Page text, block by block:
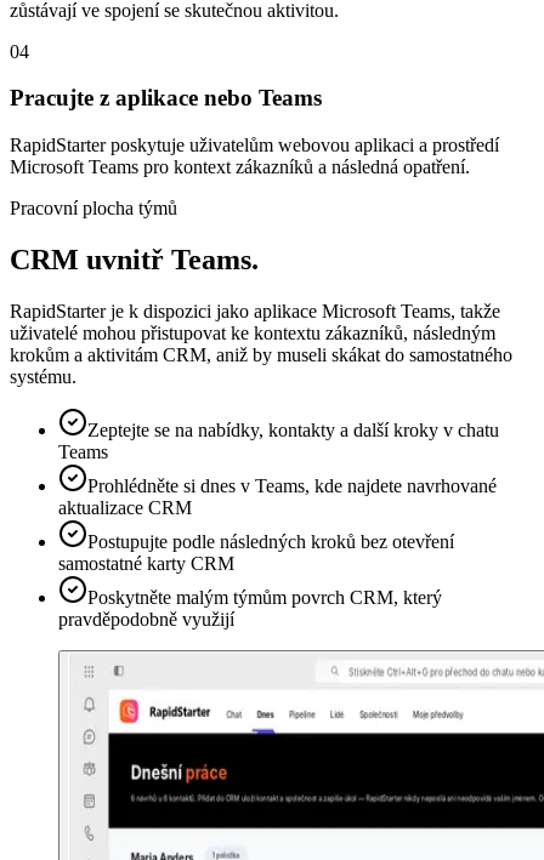
zůstávají ve spojení se skutečnou aktivitou.
04
Pracujte z aplikace nebo Teams
RapidStarter poskytuje uživatelům webovou aplikaci a prostředí
Microsoft Teams pro kontext zákazníků a následná opatření.
Pracovní plocha týmů
CRM uvnitř Teams.
RapidStarter je k dispozici jako aplikace Microsoft Teams, takže
uživatelé mohou přistupovat ke kontextu zákazníků, následným
krokům a aktivitám CRM, aniž by museli skákat do samostatného
systému.
Zeptejte se na nabídky, kontakty a další kroky v chatu
Teams
Prohlédněte si dnes v Teams, kde najdete navrhované
aktualizace CRM
Postupujte podle následných kroků bez otevření
samostatné karty CRM
Poskytněte malým týmům povrch CRM, který
pravděpodobně využijí